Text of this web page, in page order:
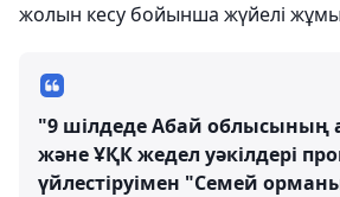
жолын кесу бойынша жүйелі жұмыс
"9 шілдеде Абай облысының
және ҰҚК жедел уәкілдері
үйлестіруімен "Семей